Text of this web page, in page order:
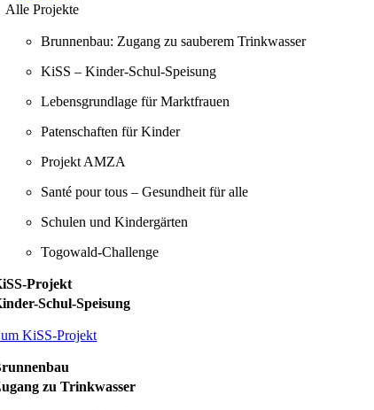
Alle Projekte
Brunnenbau: Zugang zu sauberem Trinkwasser
KiSS – Kinder-Schul-Speisung
Lebensgrundlage für Marktfrauen
Patenschaften für Kinder
Projekt AMZA
Santé pour tous – Gesundheit für alle
Schulen und Kindergärten
Togowald-Challenge
Projekt
Schul-Speisung
KiSS-Projekt
zu Trinkwasser